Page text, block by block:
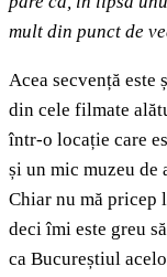
mult din punct de
Acea secvență
din cele filmate
într-o locație care
și un mic muzeu de
Chiar nu mă pricep
deci îmi este greu
ca Bucureștiul